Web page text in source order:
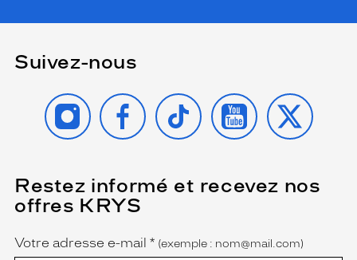
Suivez-nous
INSTAGRAMFACEBOOK
TIKTOK YOUTUBE
X
Restez informé et recevez nos
offres KRYS
Name
Votre adresse e-mail *
(Ce
champ
est
obligatoire)
(exemple : nom@mail.com)